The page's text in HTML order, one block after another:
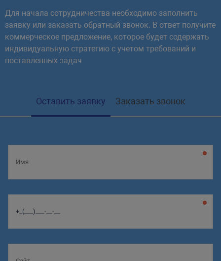
Для начала сотрудничества необходимо заполнить
заявку или заказать обратный звонок. В ответ получите
коммерческое предложение, которое будет содержать
индивидуальную стратегию с учетом требований и
поставленных задач
Оставить заявку Заказать звонок